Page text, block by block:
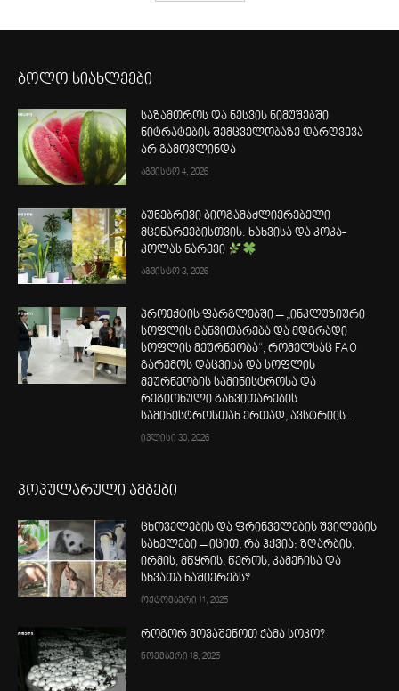
ბოლო სიახლეები
საზამთროს და ნესვის ნიმუშებში
ნიტრატების შემცველობაზე დარღვევა
არ გამოვლინდა
აგვისტო 4, 2026
ბუნებრივი ბიოგამაძლიერებელი
მცენარეებისთვის: ხახვისა და კოკა-
კოლას ნარევი
აგვისტო 3, 2026
პროექტის ფარგლებში – „ინკლუზიური
სოფლის განვითარება და მდგრადი
სოფლის მეურნეობა“, რომელსაც FAO
გარემოს დაცვისა და სოფლის
მეურნეობის სამინისტროსა და
რეგიონული განვითარების
სამინისტროსთან ერთად, ავსტრიის...
ივლისი 30, 2026
პოპულარული ამბები
ცხოველების და ფრინველების შვილების
სახელები – იცით, რა ჰქვია: ზღარბის,
ირმის, მწყრის, წეროს, კამეჩისა და
სხვათა ნაშიერებს?
ოქტომბერი 11, 2025
როგორ მოვაშენოთ ქამა სოკო?
ნოემბერი 18, 2025